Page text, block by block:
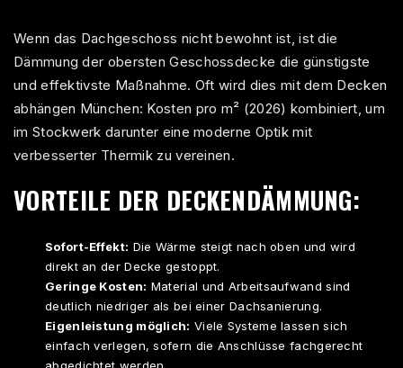
Wenn das Dachgeschoss nicht bewohnt ist, ist die
Dämmung der obersten Geschossdecke die günstigste
und effektivste Maßnahme. Oft wird dies mit dem Decken
abhängen München: Kosten pro m² (2026) kombiniert, um
im Stockwerk darunter eine moderne Optik mit
verbesserter Thermik zu vereinen.
VORTEILE DER DECKENDÄMMUNG:
Sofort-Effekt: Die Wärme steigt nach oben und wird
direkt an der Decke gestoppt.
Geringe Kosten: Material und Arbeitsaufwand sind
deutlich niedriger als bei einer Dachsanierung.
Eigenleistung möglich: Viele Systeme lassen sich
einfach verlegen, sofern die Anschlüsse fachgerecht